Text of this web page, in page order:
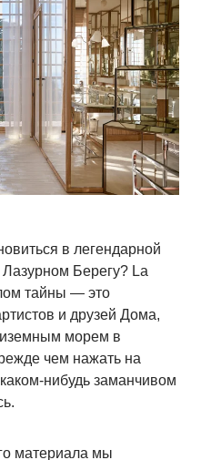
в легендарной
Берегу? La
тайны — это
и друзей Дома,
морем в
чем нажать на
нибудь заманчивом
материала мы